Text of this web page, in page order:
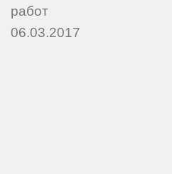
работ
06.03.2017